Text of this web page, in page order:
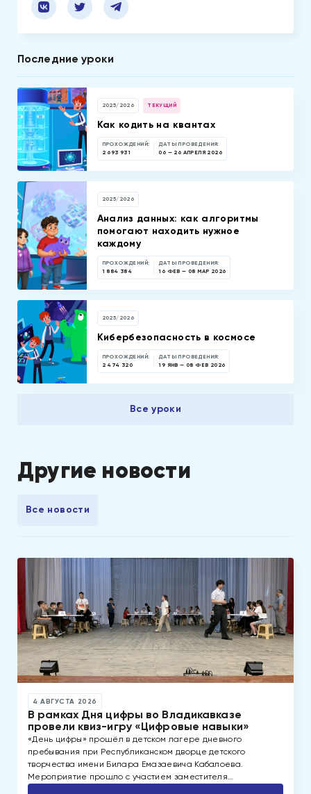
Последние уроки
2025/2026 ТЕКУЩИЙ
Как кодить на квантах
ПРОХОЖДЕНИЙ:
2 693 931
ДАТЫ ПРОВЕДЕНИЯ:
06 — 26 АПРЕЛЯ 2026
2025/2026
Анализ данных: как алгоритмы
помогают находить нужное
каждому
ПРОХОЖДЕНИЙ:
1 884 384
ДАТЫ ПРОВЕДЕНИЯ:
16 ФЕВ — 08 МАР 2026
2025/2026
Кибербезопасность в космосе
ПРОХОЖДЕНИЙ:
2 474 320
ДАТЫ ПРОВЕДЕНИЯ:
19 ЯНВ — 08 ФЕВ 2026
Все уроки
Другие новости
Все новости
4 АВГУСТА 2026
В рамках Дня цифры во Владикавказе
провели квиз-игру «Цифровые навыки»
«День цифры» прошёл в детском лагере дневного
пребывания при Республиканском дворце детского
творчества имени Билара Емазаевича Кабалоева.
Мероприятие прошло с участием заместителя…